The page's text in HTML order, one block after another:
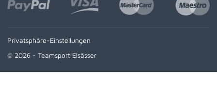
Privatsphäre-Einstellungen
© 2026 - Teamsport Elsässer